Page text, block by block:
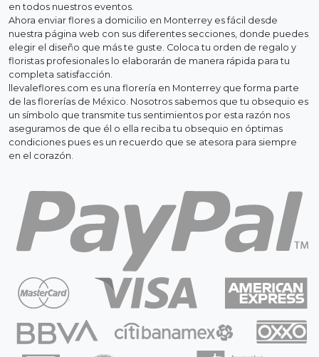
en todos nuestros eventos.
Ahora enviar flores a domicilio en Monterrey es fácil desde
nuestra página web con sus diferentes secciones, donde puedes
elegir el diseño que más te guste. Coloca tu orden de regalo y
floristas profesionales lo elaborarán de manera rápida para tu
completa satisfacción.
llevaleflores.com es una florería en Monterrey que forma parte
de las florerías de México. Nosotros sabemos que tu obsequio es
un símbolo que transmite tus sentimientos por esta razón nos
aseguramos de que él o ella reciba tu obsequio en óptimas
condiciones pues es un recuerdo que se atesora para siempre
en el corazón.